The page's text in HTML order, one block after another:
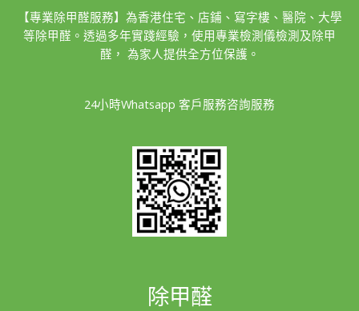
【專業除甲醛服務】為香港住宅、店鋪、寫字樓、醫院、大學
等除甲醛。透過多年實踐經驗，使用專業檢測儀檢測及除甲
醛， 為家人提供全方位保護。
24小時Whatsapp 客戶服務咨詢服務
除甲醛